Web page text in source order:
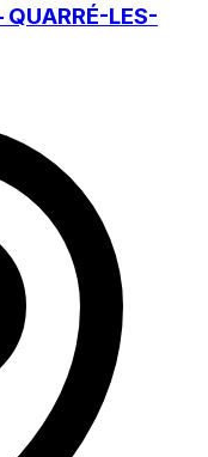
LES-